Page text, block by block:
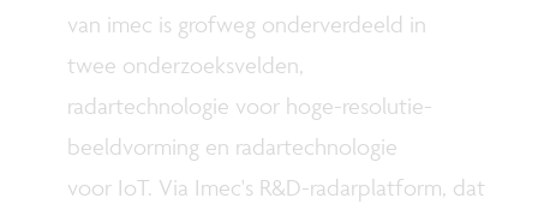
van imec is grofweg onderverdeeld in
twee onderzoeksvelden,
radartechnologie voor hoge-resolutie-
beeldvorming en radartechnologie
voor IoT. Via Imec's R&D-radarplatform, dat